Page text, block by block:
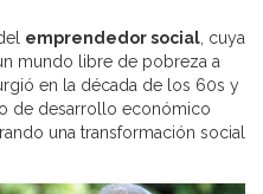
emprendedor social , cuya
mundo libre de pobreza a
en la década de los 60s y
de desarrollo económico
una transformación social